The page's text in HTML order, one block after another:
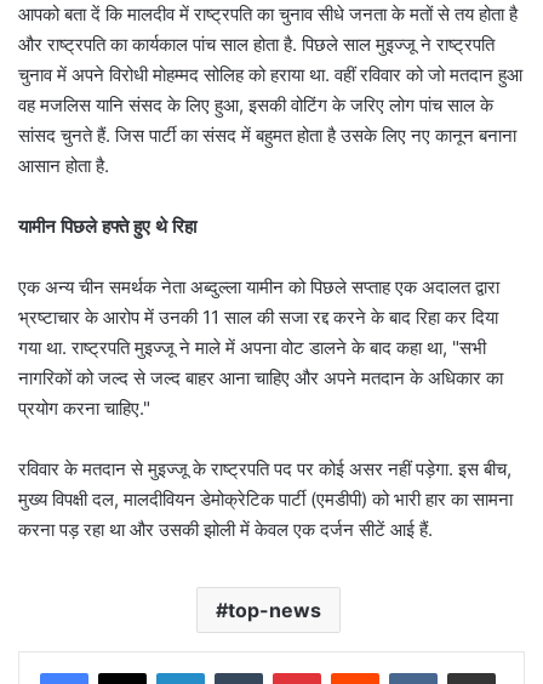
आपको बता दें कि मालदीव में राष्ट्रपति का चुनाव सीधे जनता के मतों से तय होता है
और राष्ट्रपति का कार्यकाल पांच साल होता है. पिछले साल मुइज्जू ने राष्ट्रपति
चुनाव में अपने विरोधी मोहम्मद सोलिह को हराया था. वहीं रविवार को जो मतदान हुआ
वह मजलिस यानि संसद के लिए हुआ, इसकी वोटिंग के जरिए लोग पांच साल के
सांसद चुनते हैं. जिस पार्टी का संसद में बहुमत होता है उसके लिए नए कानून बनाना
आसान होता है.
यामीन पिछले हफ्ते हुए थे रिहा
एक अन्य चीन समर्थक नेता अब्दुल्ला यामीन को पिछले सप्ताह एक अदालत द्वारा
भ्रष्टाचार के आरोप में उनकी 11 साल की सजा रद्द करने के बाद रिहा कर दिया
गया था. राष्ट्रपति मुइज्जू ने माले में अपना वोट डालने के बाद कहा था, "सभी
नागरिकों को जल्द से जल्द बाहर आना चाहिए और अपने मतदान के अधिकार का
प्रयोग करना चाहिए."
रविवार के मतदान से मुइज्जू के राष्ट्रपति पद पर कोई असर नहीं पड़ेगा. इस बीच,
मुख्य विपक्षी दल, मालदीवियन डेमोक्रेटिक पार्टी (एमडीपी) को भारी हार का सामना
करना पड़ रहा था और उसकी झोली में केवल एक दर्जन सीटें आई हैं.
top-news
LinkedInTumblr PinterestReddit VKontakteShare via Email